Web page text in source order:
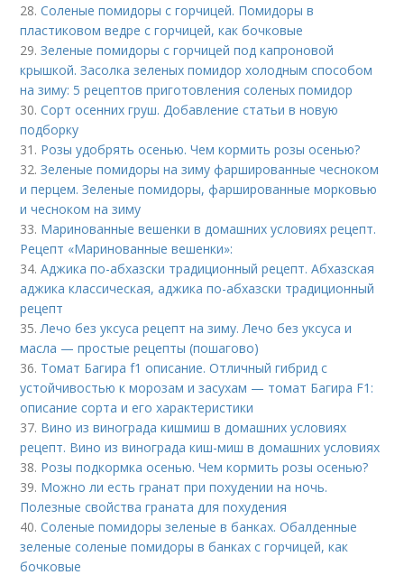
28.Соленые помидоры с горчицей. Помидоры в
пластиковом ведре с горчицей, как бочковые
29.Зеленые помидоры с горчицей под капроновой
крышкой. Засолка зеленых помидор холодным способом
на зиму: 5 рецептов приготовления соленых помидор
30.Сорт осенних груш. Добавление статьи в новую
подборку
31. Розы удобрять осенью. Чем кормить розы осенью?
32.Зеленые помидоры на зиму фаршированные чесноком
и перцем. Зеленые помидоры, фаршированные морковью
и чесноком на зиму
33. Маринованные вешенки в домашних условиях рецепт.
Рецепт «Маринованные вешенки»:
34.Аджика по-абхазски традиционный рецепт. Абхазская
аджика классическая, аджика по-абхазски традиционный
рецепт
35.Лечо без уксуса рецепт на зиму. Лечо без уксуса и
масла — простые рецепты (пошагово)
36. Томат Багира f1 описание. Отличный гибрид с
устойчивостью к морозам и засухам — томат Багира F1:
описание сорта и его характеристики
37. Вино из винограда кишмиш в домашних условиях
рецепт. Вино из винограда киш-миш в домашних условиях
38. Розы подкормка осенью. Чем кормить розы осенью?
39. Можно ли есть гранат при похудении на ночь.
Полезные свойства граната для похудения
40.Соленые помидоры зеленые в банках. Обалденные
зеленые соленые помидоры в банках с горчицей, как
бочковые